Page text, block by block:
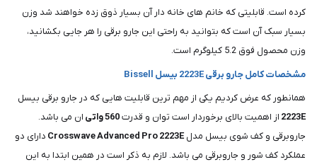
کرده است. قابلیتی که خانم های خانه دار آن بسیار ذوق زده خواهند شد وزن
بسیار سبک آن است که بتوانید به راحتی این جارو برقی را هر جایی بکشانید،
وزن محصول فوق 5.2 کیلوگرم است.
مشخصات کامل جارو برقی 2223E بیسل Bissell
همانطور که عرض کردیم یکی از مهم ترین قابلیت هایی که در جارو برقی بیسل
2223E از اهمیت بالای برخوردار است توان و قدرت560واتی ان می باشد.
جاروبرقی و کف شوی بیسل مدل
CrosswaveAdvanced Pro2223E
دارای دو
عملکرد کف شور و جاروبرقی می باشد. لازم به ذکر است در همین ابتدا به این